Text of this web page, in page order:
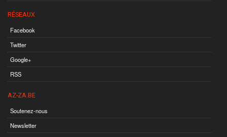
RÉSEAUX
Facebook
Twitter
Google+
RSS
AZ-ZA.BE
Soutenez-nous
Newsletter